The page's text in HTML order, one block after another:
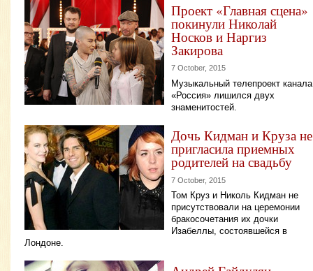
Проект «Главная сцена»
покинули Николай
Носков и Наргиз
Закирова
7 October, 2015
Музыкальный телепроект канала
«Россия» лишился двух
знаменитостей.
Дочь Кидман и Круза не
пригласила приемных
родителей на свадьбу
7 October, 2015
Том Круз и Николь Кидман не
присутствовали на церемонии
бракосочетания их дочки
Изабеллы, состоявшейся в
Лондоне.